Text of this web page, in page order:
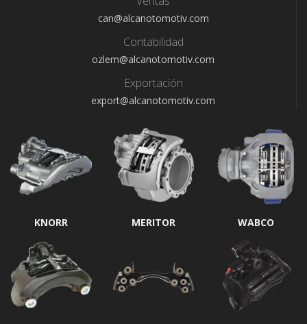
can@alcanotomotiv.com
Contabilidad
ozlem@alcanotomotiv.com
Exportación
export@alcanotomotiv.com
KNORR MERITOR WABCO